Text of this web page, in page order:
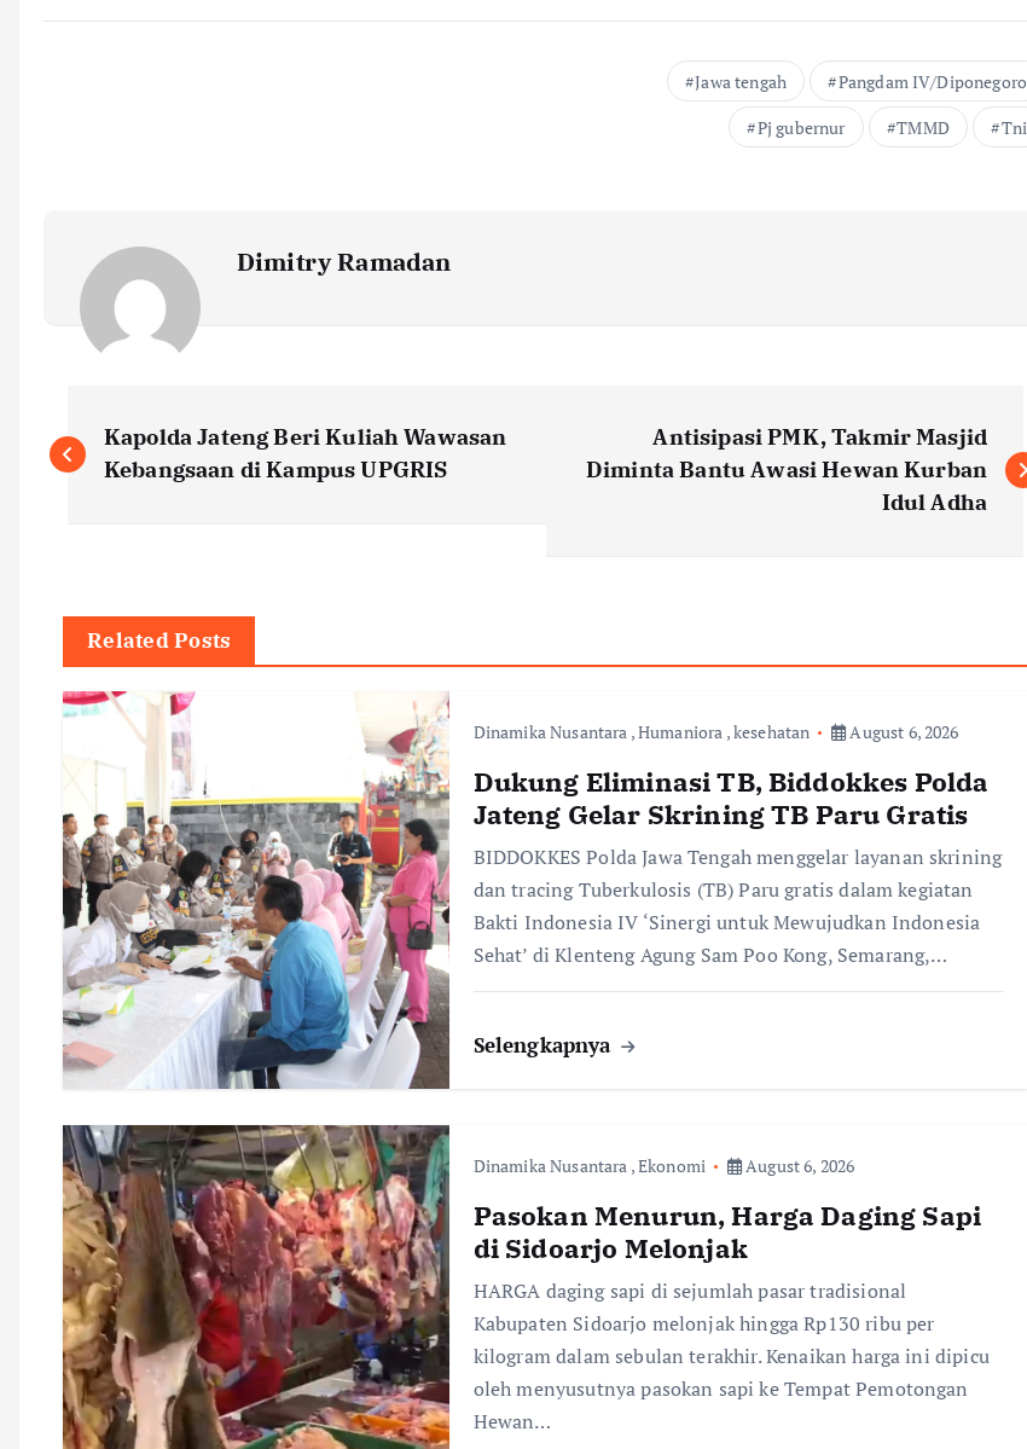
Jawa tengah
Pangdam IV/Diponegoro
Pj gubernur
TMMD Tni
Dimitry Ramadan
P
o
t
n
a
v
g
a
t
o
n
Kapolda Jateng Beri Kuliah Wawasan
Kebangsaan di Kampus UPGRIS
Antisipasi PMK, Takmir Masjid
Diminta Bantu Awasi Hewan Kurban
Idul Adha
Related Posts
Dinamika Nusantara ,Humaniora ,kesehatan August 6, 2026
Dukung Eliminasi TB, Biddokkes Polda
Jateng Gelar Skrining TB Paru Gratis
BIDDOKKES Polda Jawa Tengah menggelar layanan skrining
dan tracing Tuberkulosis (TB) Paru gratis dalam kegiatan
Bakti Indonesia IV ‘Sinergi untuk Mewujudkan Indonesia
Sehat’ di Klenteng Agung Sam Poo Kong, Semarang,…
Selengkapnya
Dinamika Nusantara ,Ekonomi August 6, 2026
Pasokan Menurun, Harga Daging Sapi
di Sidoarjo Melonjak
HARGA daging sapi di sejumlah pasar tradisional
Kabupaten Sidoarjo melonjak hingga Rp130 ribu per
kilogram dalam sebulan terakhir. Kenaikan harga ini dipicu
oleh menyusutnya pasokan sapi ke Tempat Pemotongan
Hewan…